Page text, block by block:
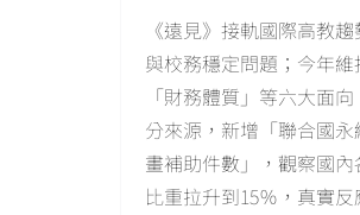
《遠見》接軌國際高教
與校務穩定問題；今年
「財務體質」等六大面
分來源，新增「聯合國
畫補助件數」，觀察國
比重拉升到15％，真實